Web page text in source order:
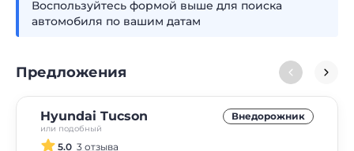
Воспользуйтесь формой выше для поиска
автомобиля по вашим датам
Предложения
Hyundai Tucson
или подобный
Внедорожник
5.0 3 отзыва